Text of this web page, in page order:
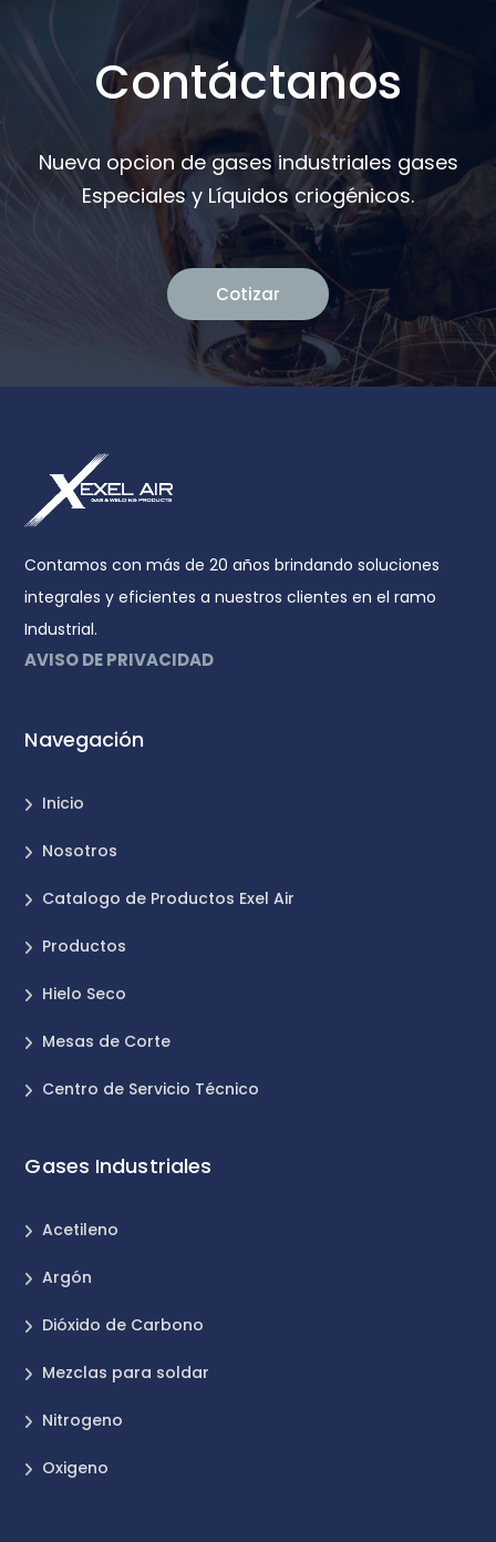
Contáctanos
Nueva opcion de gases industriales gases
Especiales y Líquidos criogénicos.
Cotizar
Contamos con más de 20 años brindando soluciones
integrales y eficientes a nuestros clientes en el ramo
Industrial.
AVISO DE PRIVACIDAD
Navegación
Inicio
Nosotros
Catalogo de Productos Exel Air
Productos
Hielo Seco
Mesas de Corte
Centro de Servicio Técnico
Gases Industriales
Acetileno
Argón
Dióxido de Carbono
Mezclas para soldar
Nitrogeno
Oxigeno